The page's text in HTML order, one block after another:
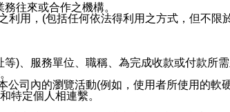
往來或合作之機構。
用，(包括任何依法得利用之方式，但不
)、服務單位、職稱、為完成收款或付款所
司內的瀏覽活動(例如，使用者所使用的
特定個人相連繫。